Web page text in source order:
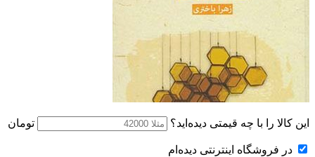
این کالا را با چه قیمتی دیده‌اید؟ تومان
در فروشگاه اینترنتی دیده‌ام